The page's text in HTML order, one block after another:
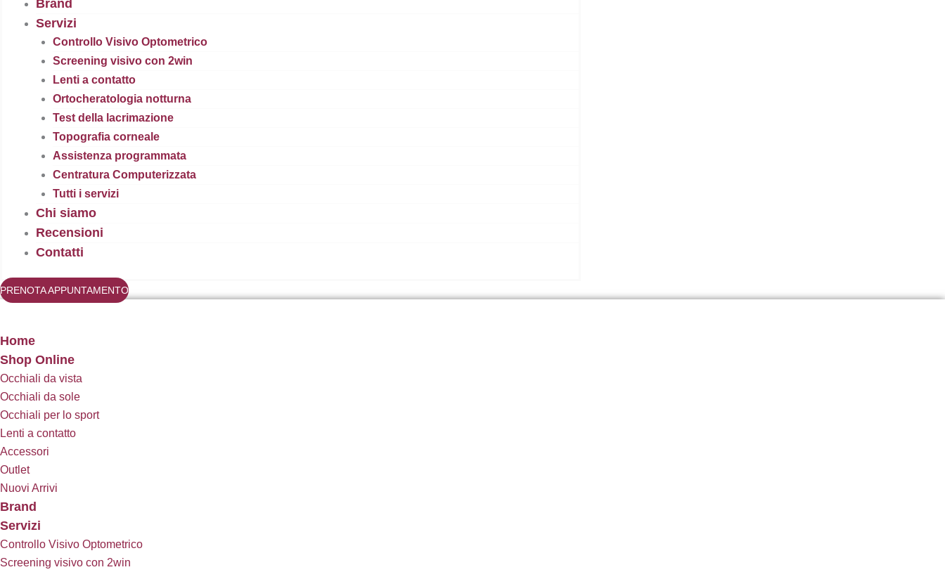
Brand
Servizi
Controllo Visivo Optometrico
Screening visivo con 2win
Lenti a contatto
Ortocheratologia notturna
Test della lacrimazione
Topografia corneale
Assistenza programmata
Centratura Computerizzata
Tutti i servizi
Chi siamo
Recensioni
Contatti
PRENOTA APPUNTAMENTO
Home
Shop Online
Occhiali da vista
Occhiali da sole
Occhiali per lo sport
Lenti a contatto
Accessori
Outlet
Nuovi Arrivi
Brand
Servizi
Controllo Visivo Optometrico
Screening visivo con 2win